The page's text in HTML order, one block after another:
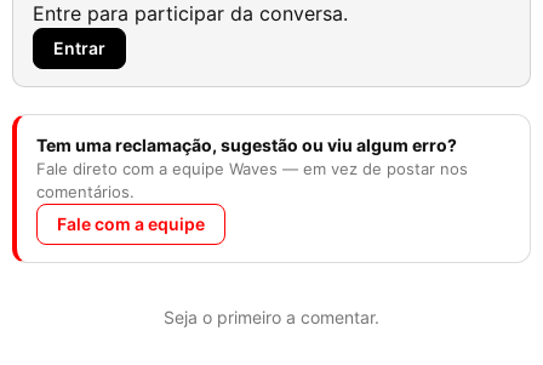
Entre para participar da conversa.
Entrar
Tem uma reclamação, sugestão ou viu algum erro?
Fale direto com a equipe Waves — em vez de postar nos
comentários.
Fale com a equipe
Seja o primeiro a comentar.